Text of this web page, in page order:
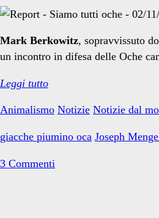
Mark Berkowitz, sopravvissuto
un incontro in difesa delle Oche
Leggi tuttoSiamo
Oche
Animalismo Notizie Notizie dal
giacche piumino oca Joseph
3 Commenti